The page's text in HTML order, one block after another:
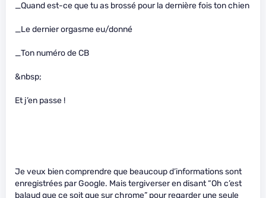
_Quand est-ce que tu as brossé pour la dernière fois ton chien
_Le dernier orgasme eu/donné
_Ton numéro de CB
&nbsp;
Et j’en passe !
Je veux bien comprendre que beaucoup d’informations sont
enregistrées par Google. Mais tergiverser en disant “Oh c’est
balaud que ce soit que sur chrome” pour regarder une seule